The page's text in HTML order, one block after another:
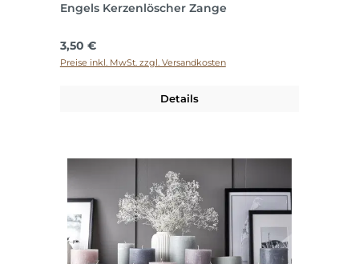
Engels Kerzenlöscher Zange
Regulärer Preis:
3,50 €
Preise inkl. MwSt. zzgl. Versandkosten
Details